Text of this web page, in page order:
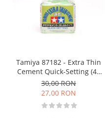
Speedpaints
Warpaints Fanatic
Seturi Vopsele
Speedpaint Markers
Accesorii pictura
Markere Metalice
Tamiya 87182 - Extra Thin
Cement Quick-Setting (40
ml)
30,00 RON
27,00 RON